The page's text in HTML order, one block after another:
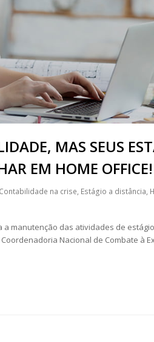
MAS SEUS
EM HOME OFFICE!
Contabilidade na crise, Estágio a distância,
manutenção das atividades de
Nacional de Combate à